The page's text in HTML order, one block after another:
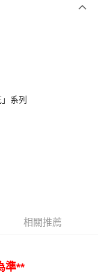
系列
相關推薦
準**